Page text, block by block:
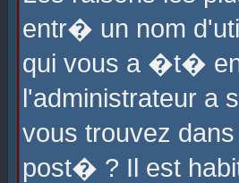
entr� un nom
qui vous a �t�
l'administrateur a
vous trouvez
post� ? Il est